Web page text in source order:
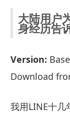
大陆用户
身经历告
Version:
Download
我用LINE十几